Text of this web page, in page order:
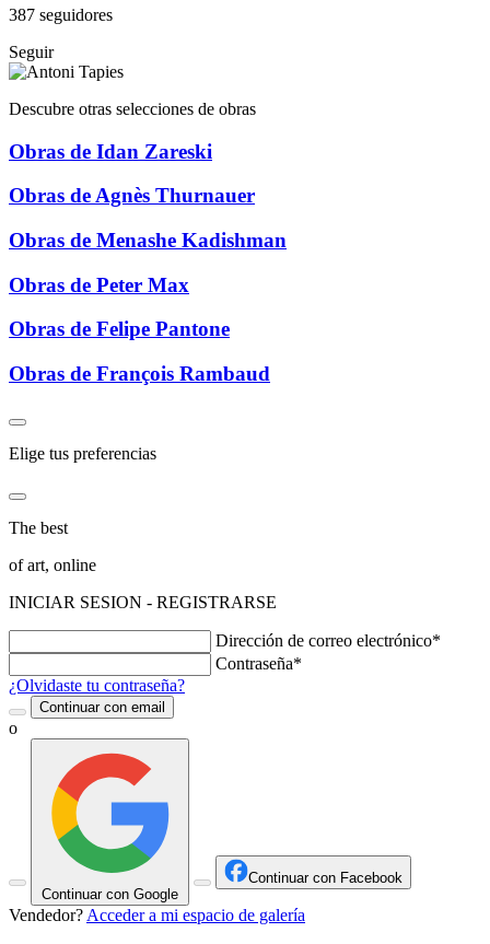
387 seguidores
Seguir
Descubre otras selecciones de obras
Obras de Idan Zareski
Obras de Agnès Thurnauer
Obras de Menashe Kadishman
Obras de Peter Max
Obras de Felipe Pantone
Obras de François Rambaud
Elige tus preferencias
The best
of art, online
INICIAR SESION - REGISTRARSE
Dirección de correo electrónico*
Contraseña*
¿Olvidaste tu contraseña?
Continuar con email
o
Continuar con Google
Continuar con Facebook
Vendedor? Acceder a mi espacio de galería